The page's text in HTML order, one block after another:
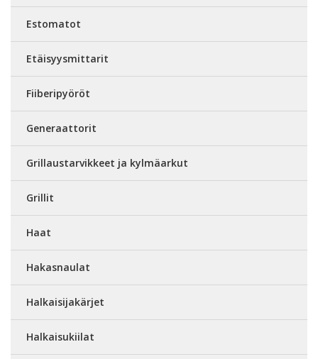
Estomatot
Etäisyysmittarit
Fiiberipyöröt
Generaattorit
Grillaustarvikkeet ja kylmäarkut
Grillit
Haat
Hakasnaulat
Halkaisijakärjet
Halkaisukiilat